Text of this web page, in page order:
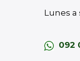
Lunes a
092